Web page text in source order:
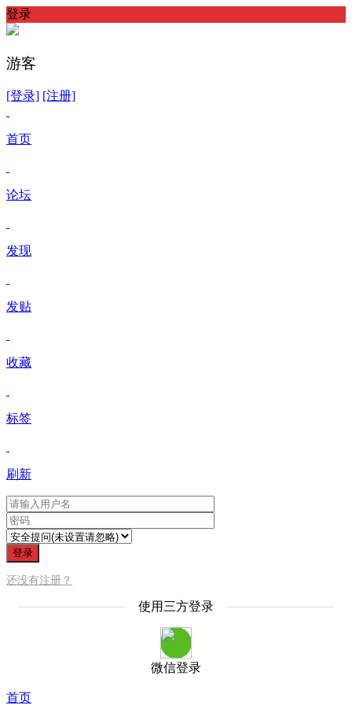
登录
游客
[登录] [注册]
首页
论坛
发现
发贴
收藏
标签
刷新
登录
还没有注册？
使用三方登录
微信登录
首页